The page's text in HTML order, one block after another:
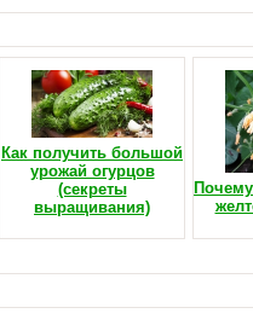
Как получить большой
урожай огурцов
(секреты
выращивания)
Почему